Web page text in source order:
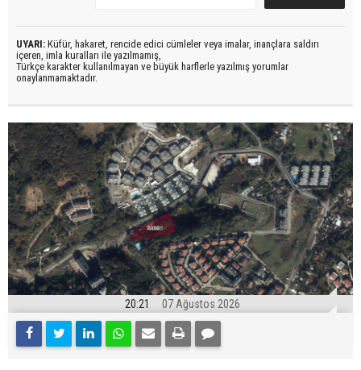
UYARI: Küfür, hakaret, rencide edici cümleler veya imalar, inançlara saldırı
içeren, imla kuralları ile yazılmamış,
Türkçe karakter kullanılmayan ve büyük harflerle yazılmış yorumlar
onaylanmamaktadır.
20:21 07 Ağustos 2026